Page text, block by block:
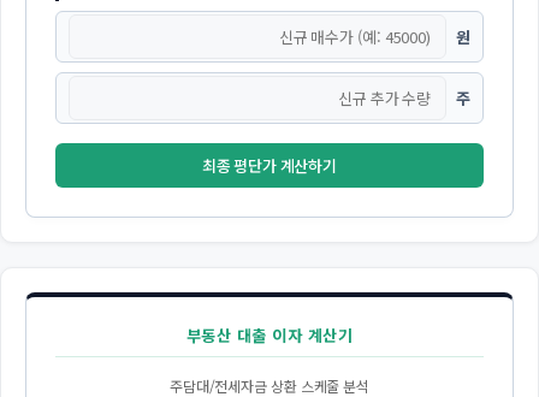
원
주
최종 평단가 계산하기
부동산 대출 이자 계산기
주담대/전세자금 상환 스케줄 분석